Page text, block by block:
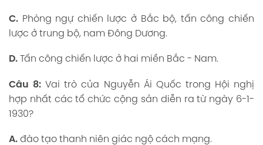
C. Phòng ngự chiến lược ở Bắc bộ, tấn công chiến
lược ở trung bộ, nam Đông Dương.
D. Tấn công chiến lược ở hai miền Bắc - Nam.
Câu 8: Vai trò của Nguyễn Ái Quốc trong Hội nghị
hợp nhất các tổ chức cộng sản diễn ra từ ngày 6-1-
1930?
A. đào tạo thanh niên giác ngộ cách mạng.